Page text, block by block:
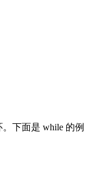
下面是 while 的例